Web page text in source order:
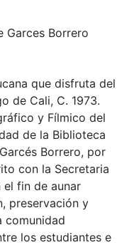
Garces Borrero
que disfruta del
de Cali, C. 1973.
y Fílmico del
de la Biblioteca
Borrero, por
con la Secretaria
fin de aunar
preservación y
comunidad
los estudiantes e